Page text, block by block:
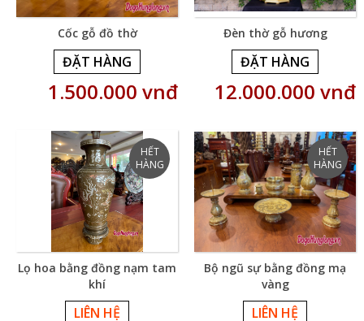
Cốc gỗ đồ thờ
ĐẶT HÀNG
1.500.000 vnđ
Đèn thờ gỗ hương
ĐẶT HÀNG
12.000.000 vnđ
Lọ hoa bằng đồng nạm tam
khí
LIÊN HỆ
Bộ ngũ sự bằng đồng mạ
vàng
LIÊN HỆ